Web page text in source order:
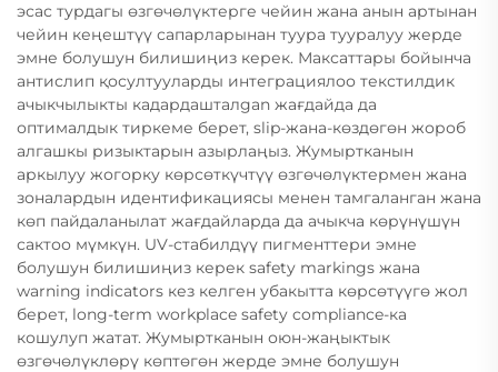
эсас турдагы өзгөчөлүктерге чейин жана анын артынан
чейин кеңештүү сапарларынан туура тууралуу жерде
эмне болушун билишиңиз керек. Максаттары бойынча
антислип қосултууларды интеграциялоо текстилдик
ачыкчылыкты кадардашталgan жағдайда да
оптималдык тиркеме берет, slip-жана-көздөгөн жороб
алгашкы ризыктарын азырлаңыз. Жумыртканын
аркылуу жогорку көрсөткүчтүү өзгөчөлүктермен жана
зоналардын идентификациясы менен тамгаланган жана
көп пайдаланылат жағдайларда да ачыкча көрүнүшүн
сактоо мүмкүн. UV-стабилдүү пигменттери эмне
болушун билишиңиз керек safety markings жана
warning indicators кез келген убакытта көрсөтүүгө жол
берет, long-term workplace safety compliance-ка
кошулуп жатат. Жумыртканын оюн-жаңыктык
өзгөчөлүклөрү көптөгөн жерде эмне болушун